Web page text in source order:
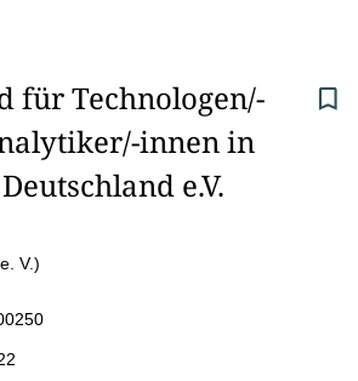
für Technologen/-
innen in
e.V.
V.)